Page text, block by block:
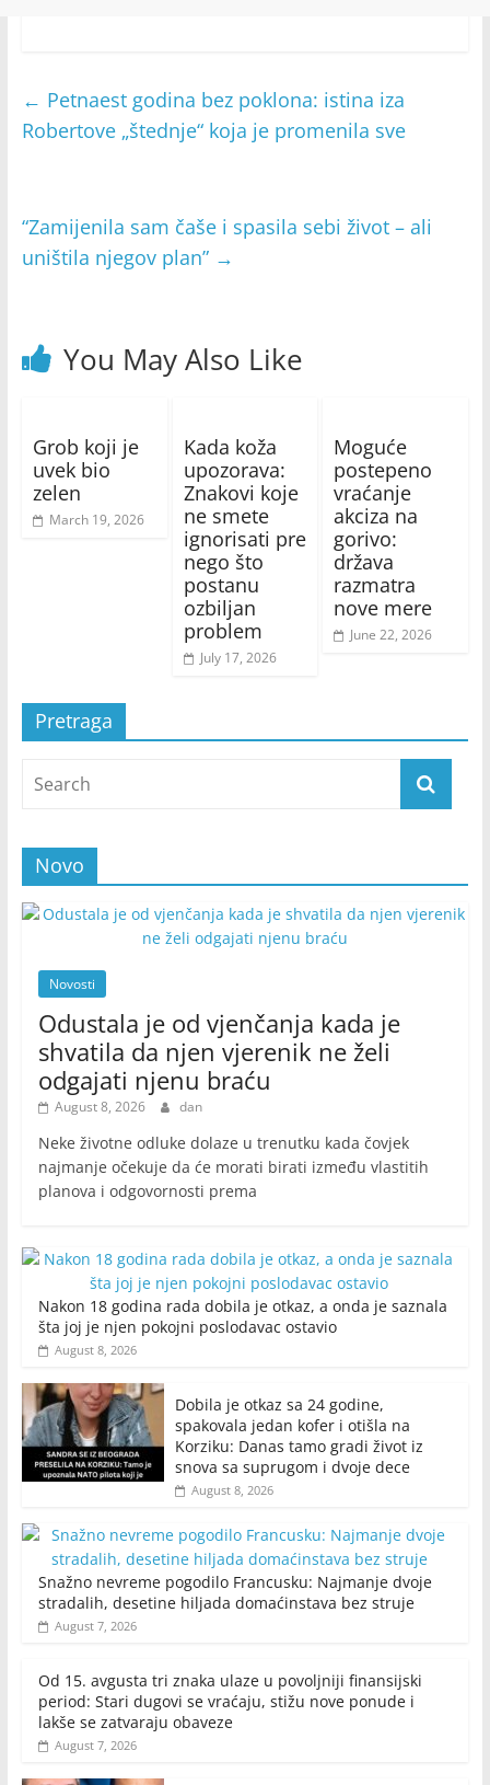
← Petnaest godina bez poklona: istina iza
Robertove „štednje“ koja je promenila sve
“Zamijenila sam čaše i spasila sebi život – ali
uništila njegov plan” →
You May Also Like
Grob koji je
uvek bio
zelen
March 19, 2026
Kada koža
upozorava:
Znakovi koje
ne smete
ignorisati pre
nego što
postanu
ozbiljan
problem
July 17, 2026
Moguće
postepeno
vraćanje
akciza na
gorivo:
država
razmatra
nove mere
June 22, 2026
Pretraga
Novo
Novosti
Odustala je od vjenčanja kada je
shvatila da njen vjerenik ne želi
odgajati njenu braću
August 8, 2026 dan
Neke životne odluke dolaze u trenutku kada čovjek
najmanje očekuje da će morati birati između vlastitih
planova i odgovornosti prema
Nakon 18 godina rada dobila je otkaz, a onda je saznala
šta joj je njen pokojni poslodavac ostavio
August 8, 2026
Dobila je otkaz sa 24 godine,
spakovala jedan kofer i otišla na
Korziku: Danas tamo gradi život iz
snova sa suprugom i dvoje dece
August 8, 2026
Snažno nevreme pogodilo Francusku: Najmanje dvoje
stradalih, desetine hiljada domaćinstava bez struje
August 7, 2026
Od 15. avgusta tri znaka ulaze u povoljniji finansijski
period: Stari dugovi se vraćaju, stižu nove ponude i
lakše se zatvaraju obaveze
August 7, 2026